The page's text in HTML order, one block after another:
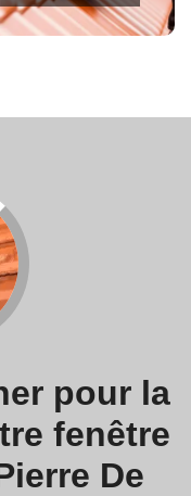
pour la
fenêtre
De